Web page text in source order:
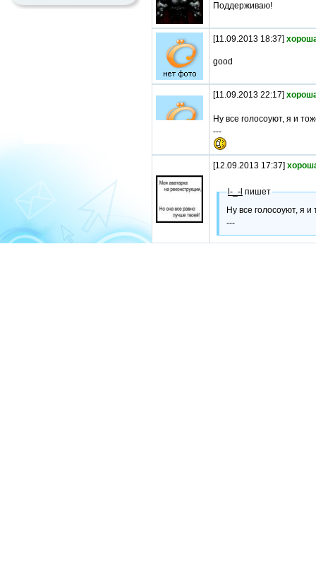
Поддерживаю!
[11.09.2013 18:37]
good
[11.09.2013 22:17]
Ну все голосоуют, я и
---
[12.09.2013 17:37]
l-_-l пишет
Ну все голосоуют, я и
---